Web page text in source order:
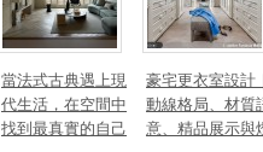
當法式古典遇上現
代生活，在空間中
找到最真實的自己
豪宅更衣室設計｜
動線格局、材質
意、精品展示與